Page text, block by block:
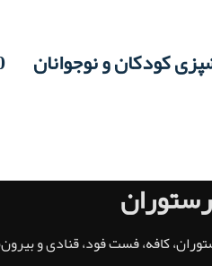
کودکان و نوجوانان 10
کافه، فست فود، قنادی و